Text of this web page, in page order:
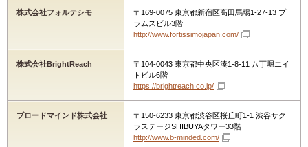
株式会社フォルテシモ
〒169-0075 東京都新宿区高田馬場1-27-13 プ
ラムスビル3階
http://www.fortissimojapan.com/
株式会社BrightReach
〒104-0043 東京都中央区湊1-8-11 八丁堀エイ
トビル6階
https://brightreach.co.jp/
ブロードマインド株式会社
〒150-6233 東京都渋谷区桜丘町1-1 渋谷サク
ラステージSHIBUYAタワー33階
http://www.b-minded.com/